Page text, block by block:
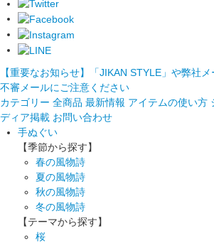
【重要なお知らせ】「JIKAN STYLE」や弊社
不審メールにご注意ください
カテゴリー 全商品 最新情報 アイテムの使い方
ディア掲載 お問い合わせ
手ぬぐい
【季節から探す】
春の風物詩
夏の風物詩
秋の風物詩
冬の風物詩
【テーマから探す】
桜